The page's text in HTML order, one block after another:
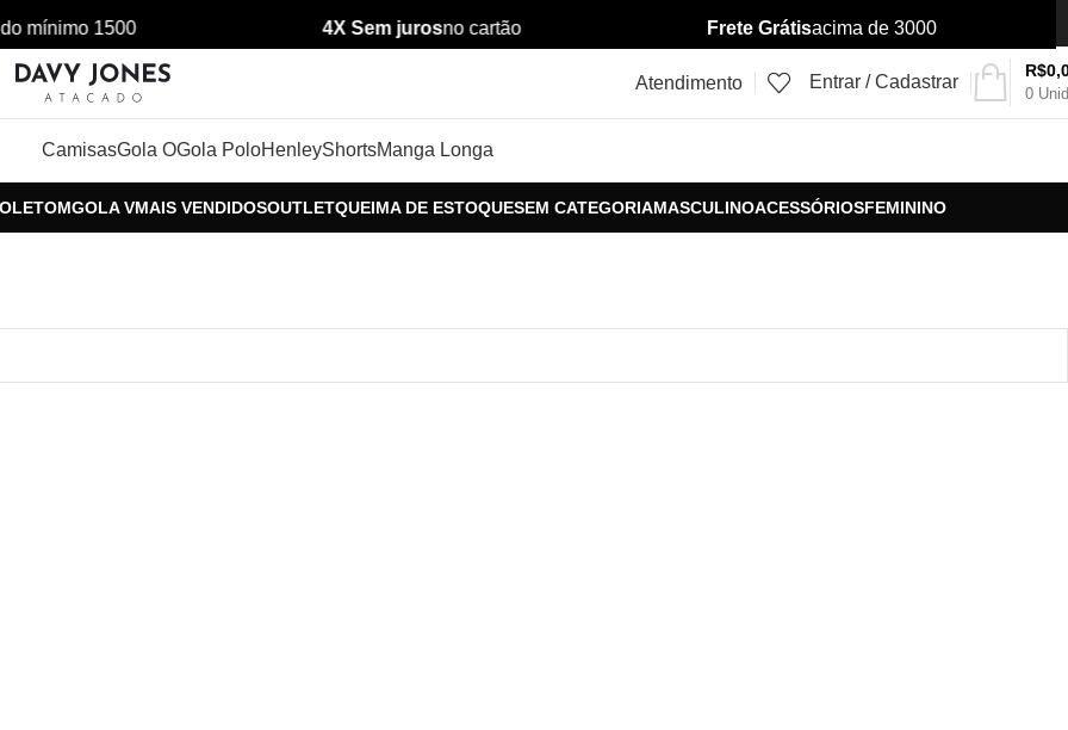
mínimo 1500 4X Sem jurosno cartão Frete Grátisacima de 3000
Atendimento Entrar / Cadastrar
0 Unid
R$
CamisasGola OGola PoloHenleyShortsManga Longa
GOLA VMAIS VENDIDOSOUTLETQUEIMA DE ESTOQUESEM CATEGORIAMASCULINOACESSÓRIOSFEMININO